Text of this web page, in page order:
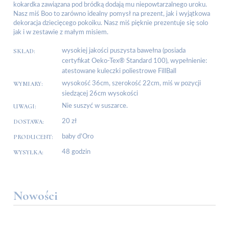
kokardka zawiązana pod bródką dodają mu niepowtarzalnego uroku.
Nasz miś Boo to zarówno idealny pomysł na prezent, jak i wyjątkowa
dekoracja dziecięcego pokoiku. Nasz miś pięknie prezentuje się solo
jak i w zestawie z małym misiem.
SKŁAD:
wysokiej jakości puszysta bawełna (posiada
certyfikat Oeko-Tex® Standard 100), wypełnienie:
atestowane kuleczki poliestrowe FillBall
WYMIARY:
wysokość 36cm, szerokość 22cm, miś w pozycji
siedzącej 26cm wysokości
UWAGI: Nie suszyć w suszarce.
DOSTAWA: 20 zł
PRODUCENT: baby d’Oro
WYSYŁKA: 48 godzin
Nowości